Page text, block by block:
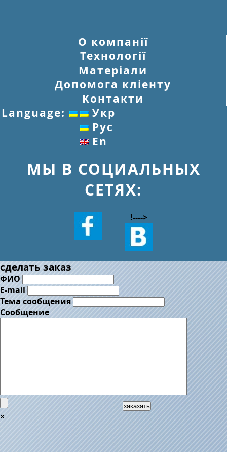
О компанії
Технології
Матеріали
Допомога кліенту
Контакти
Language:
Укр
Рус
En
МЫ В СОЦИАЛЬНЫХ
СЕТЯХ:
!---->
сделать заказ
ФИО
E-mail
Тема сообщения
Сообщение
заказать
×